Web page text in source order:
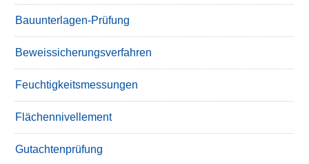
Bauunterlagen-Prüfung
Beweissicherungsverfahren
Feuchtigkeitsmessungen
Flächennivellement
Gutachtenprüfung